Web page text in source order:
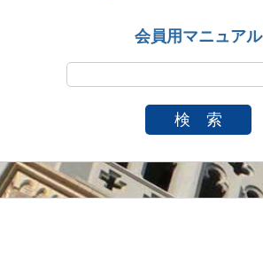
会員用マニュアル
検 索